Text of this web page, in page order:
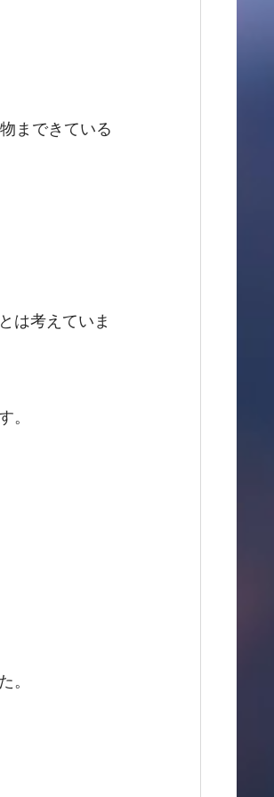
まできている
は考えていま
。
。